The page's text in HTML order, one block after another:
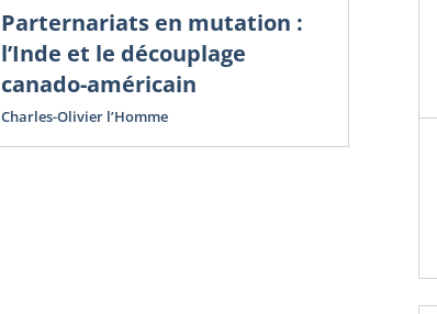
Parternariats en mutation :
l’Inde et le découplage
canado-américain
Charles-Olivier l’Homme